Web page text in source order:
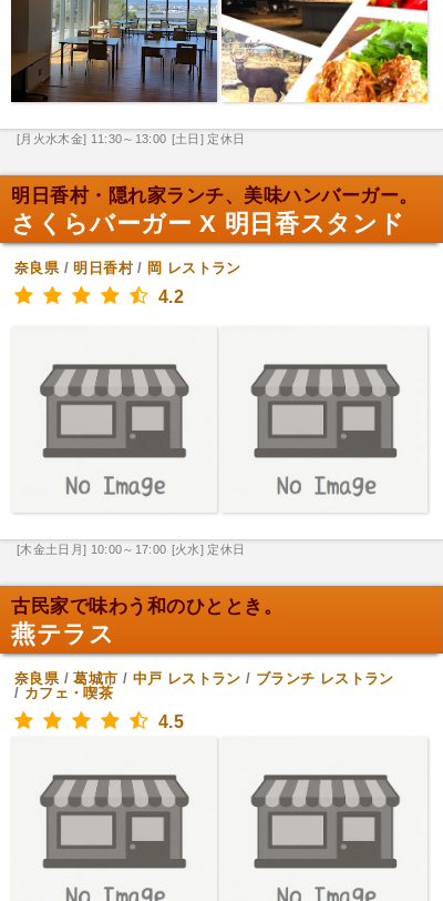
[月火水木金] 11:30～13:00 [土日] 定休日
明日香村・隠れ家ランチ、美味ハンバーガー。
さくらバーガー X 明日香スタンド
奈良県/明日香村/ 岡 レストラン
4.2
[木金土日月] 10:00～17:00 [火水] 定休日
古民家で味わう和のひととき。
燕テラス
奈良県/葛城市 / 中戸 レストラン / ブランチ レストラン
/ カフェ・喫茶
4.5